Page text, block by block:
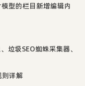
型的栏目新增编辑内
圾SEO蜘蛛采集器、
详解